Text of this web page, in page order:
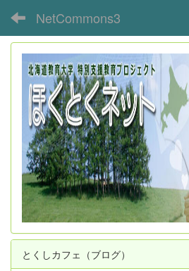
NetCommons3
とくしカフェ（ブログ）